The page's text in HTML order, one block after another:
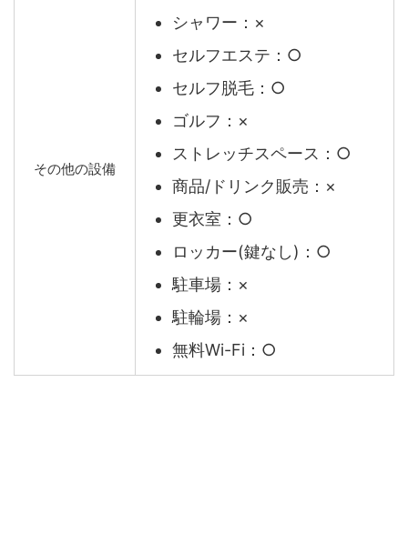
その他の設備
シャワー：×
セルフエステ：○
セルフ脱毛：○
ゴルフ：×
ストレッチスペース：○
商品/ドリンク販売：×
更衣室：○
ロッカー(鍵なし)：○
駐車場：×
駐輪場：×
無料Wi-Fi：○